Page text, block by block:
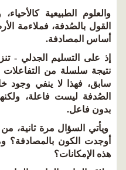
والعلوم الطبيعية
القول بالصُدفة، فملاءمة
أساس المصادفة.
إذ على التسليم الجدلي -
نتيجة سلسلة من
سابق، فهذا لا ينفي وجود
الصُدفة ليست فاعلة،
بدون فاعل.
ويأتي السؤال مرة ثانية،
أوجدت الكون بالمصادفة؟
هذه الإمكانات؟